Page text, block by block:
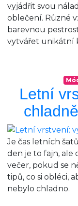
vyjádřit svou
oblečení. Různé
barevnou
vytvářet unikátní
Letní
Je čas letních
den je to fajn, ale
večer, pokud se
tipů, co si obléci,
nebylo chladno.